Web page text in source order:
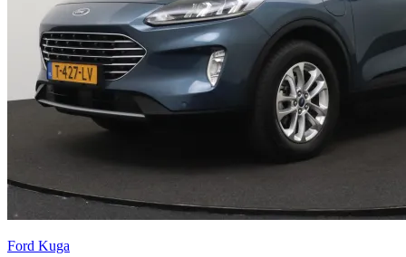
Ford Kuga
2.5 PHEV Titanium Winter-Pack Camera Carplay Trekhaak DAB